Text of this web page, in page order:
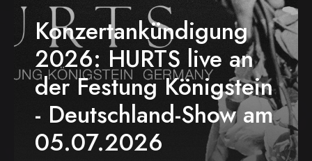
Konzertankündigung
2026: HURTS live an
der Festung Königstein
- Deutschland-Show am
05.07.2026